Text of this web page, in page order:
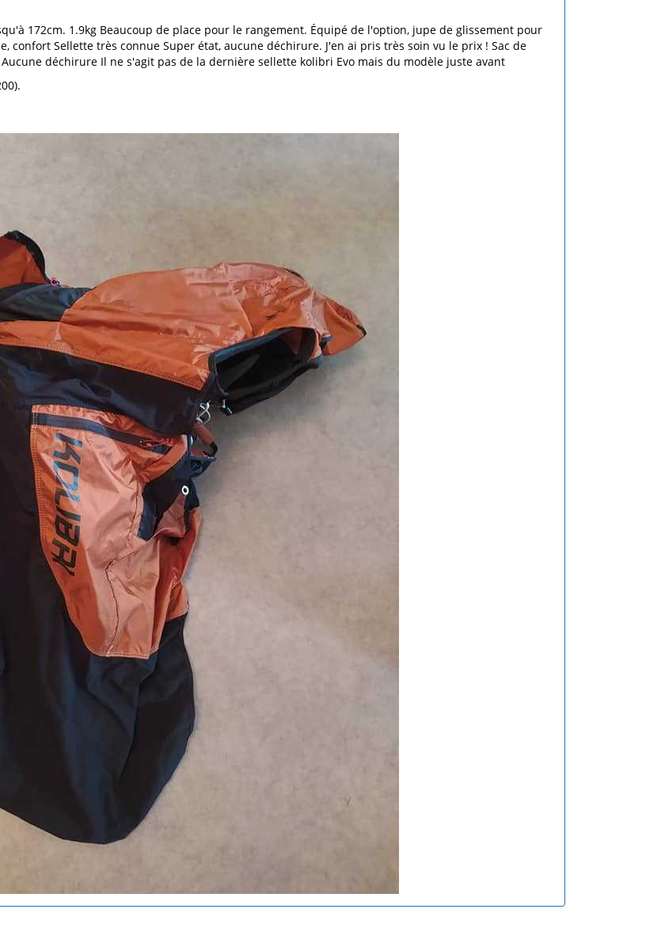
172cm. 1.9kg Beaucoup de place pour le rangement. Équipé de l'option, jupe de glissement pour
confort Sellette très connue Super état, aucune déchirure. J'en ai pris très soin vu le prix ! Sac de
déchirure Il ne s'agit pas de la dernière sellette kolibri Evo mais du modèle juste avant